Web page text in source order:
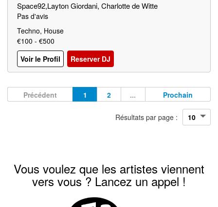
Space92,Layton Giordani, Charlotte de Witte
Pas d'avis
Techno, House
€100 - €500
Voir le Profil
Reserver DJ
Précédent 1 2 ... Prochain
Résultats par page :
Vous voulez que les artistes viennent
vers vous ? Lancez un appel !